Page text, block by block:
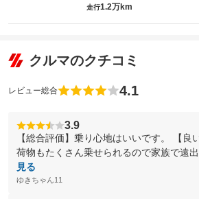
走行1.2万km
クルマのクチコミ
レビュー総合 4.1
3.9
【総合評価】乗り心地はいいです。 【良
荷物もたくさん乗せられるので家族で遠
見る
ゆきちゃん11